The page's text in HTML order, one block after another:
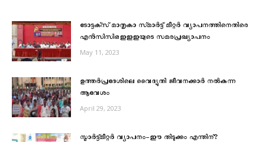
ടോട്ടക്‌സ്‌ മാതൃകാ സ്‌മാർട്ട്‌ മീറ്റർ വ്യാപനത്തിനെതിരെ
എൻസിസിഒഇഇഇയുടെ സമരപ്രഖ്യാപനം
May 11, 2023
ഉത്തർപ്രദേശിലെ വൈദ്യുതി ജീവനക്കാർ നല്‍കുന്ന
ആവേശം
April 29, 2023
സ്മാര്‍ട്ട്മീറ്റര്‍ വ്യാപനം-ഈ തിടുക്കം എന്തിന്?